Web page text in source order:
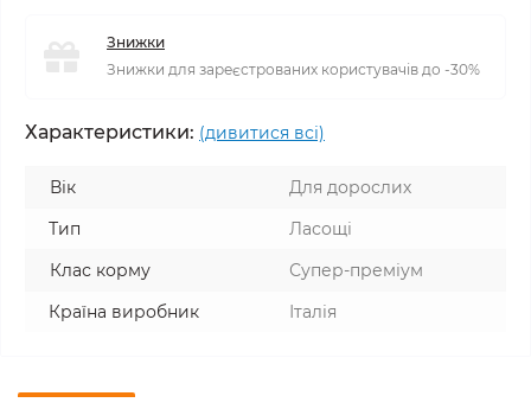
Знижки
Знижки для зареєстрованих користувачів до -30%
Характеристики: (дивитися всі)
Вік
Для дорослих
Тип
Ласощі
Клас корму
Супер-преміум
Країна виробник
Італія